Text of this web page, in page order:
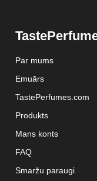
Par mums
Emuārs
TastePerfumes.com
Produkts
Mans konts
FAQ
Smaržu paraugi